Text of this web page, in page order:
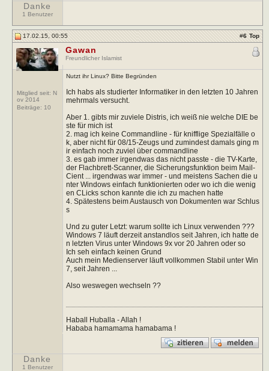
Danke
1 Benutzer
17.02.15, 00:55 #6 Top
Mitglied seit: N
ov 2014
Beiträge: 10
Gawan
Freundlicher Islamist
Nutzt ihr Linux? Bitte Begründen
Ich habs als studierter Informatiker in den letzten 10 Jahren
mehrmals versucht.
Aber 1. gibts mir zuviele Distris, ich weiß nie welche DIE be
ste für mich ist
2. mag ich keine Commandline - für knifflige Spezialfälle o
k, aber nicht für 08/15-Zeugs und zumindest damals ging m
ir einfach noch zuviel über commandline
3. es gab immer irgendwas das nicht passte - die TV-Karte,
der Flachbrett-Scanner, die Sicherungsfunktion beim Mail-
Cient ... irgendwas war immer - und meistens Sachen die u
nter Windows einfach funktionierten oder wo ich die wenig
en CLicks schon kannte die ich zu machen hatte
4. Spätestens beim Austausch von Dokumenten war Schlus
s
Und zu guter Letzt: warum sollte ich Linux verwenden ???
Windows 7 läuft derzeit anstandlos seit Jahren, ich hatte de
n letzten Virus unter Windows 9x vor 20 Jahren oder so
Ich seh einfach keinen Grund
Auch mein Medienserver läuft vollkommen Stabil unter Win
7, seit Jahren ...
Also weswegen wechseln ??
Haball Huballa - Allah !
Hababa hamamama hamabama !
Danke
1 Benutzer